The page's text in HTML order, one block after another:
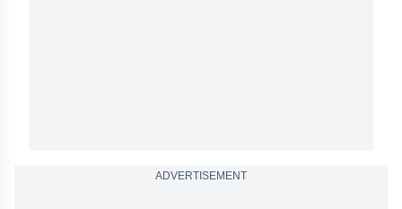
ADVERTISEMENT